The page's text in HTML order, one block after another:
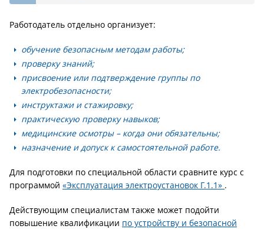
Работодатель отдельно организует:
обучение безопасным методам работы;
проверку знаний;
присвоение или подтверждение группы по
электробезопасности;
инструктажи и стажировку;
практическую проверку навыков;
медицинские осмотры – когда они обязательны;
назначение и допуск к самостоятельной работе.
Для подготовки по специальной области сравните курс с
программой «Эксплуатация электроустановок Г.1.1» .
Действующим специалистам также может подойти
повышение квалификации по устройству и безопасной